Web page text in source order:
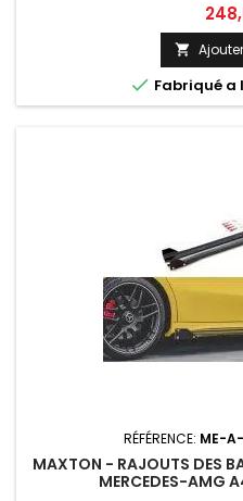
Prix

 Fabriqué a
RÉFÉRENCE: ME-
MAXTON - RAJOUTS DES
MERCEDES-AMG